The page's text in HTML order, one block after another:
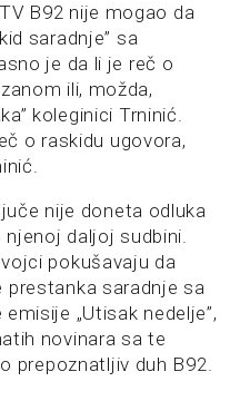
B92 nije mogao da
saradnje” sa
je da li je reč o
ili, možda,
koleginici Trninić.
o raskidu ugovora,
nije doneta odluka
njenoj daljoj sudbini.
pokušavaju da
prestanka saradnje sa
„Utisak nedelje”,
novinara sa te
prepoznatljiv duh B92.